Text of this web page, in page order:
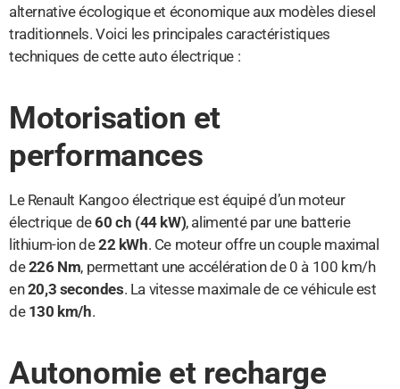
alternative écologique et économique aux modèles diesel
traditionnels. Voici les principales caractéristiques
techniques de cette auto électrique :
Motorisation et
performances
Le Renault Kangoo électrique est équipé d’un moteur
électrique de60 ch (44 kW), alimenté par une batterie
lithium-ion de22 kWh. Ce moteur offre un couple maximal
de226 Nm, permettant une accélération de 0 à 100 km/h
en20,3 secondes. La vitesse maximale de ce véhicule est
de 130 km/h.
Autonomie et recharge